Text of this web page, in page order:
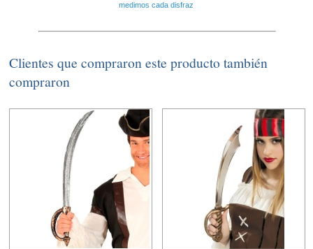
medimos cada disfraz
Clientes que compraron este producto también
compraron